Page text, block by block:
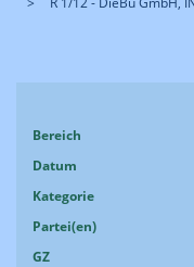
Bereich
Datum
Kategorie
Partei(en)
GZ